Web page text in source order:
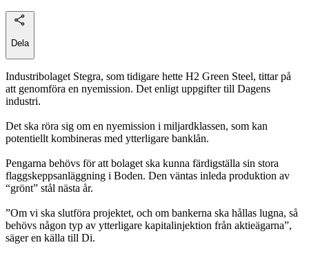
Dela
Industribolaget Stegra, som tidigare hette H2 Green Steel, tittar på
att genomföra en nyemission. Det enligt uppgifter till Dagens
industri.
Det ska röra sig om en nyemission i miljardklassen, som kan
potentiellt kombineras med ytterligare banklån.
Pengarna behövs för att bolaget ska kunna färdigställa sin stora
flaggskeppsanläggning i Boden. Den väntas inleda produktion av
“grönt” stål nästa år.
”Om vi ska slutföra projektet, och om bankerna ska hållas lugna, så
behövs någon typ av ytterligare kapitalinjektion från aktieägarna”,
säger en källa till Di.